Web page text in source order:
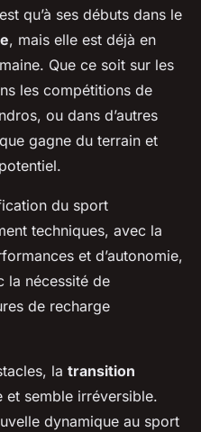
est qu’à ses débuts dans le
, mais elle est déjà en
Que ce soit sur les
les compétitions de
ou dans d’autres
gagne du terrain et
du sport
techniques, avec la
et d’autonomie,
la nécessité de
de recharge
la transition
et semble irréversible.
dynamique au sport